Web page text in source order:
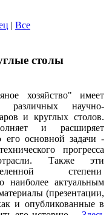
| Все
столы
хозяйство" имеет
различных научно-
и круглых столов.
и расширяет
основной задачи -
прогресса
отрасли. Также эти
степени
наиболее актуальным
(презентации,
и опубликованные в